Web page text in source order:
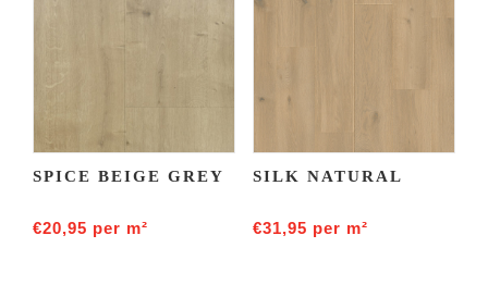
SPICE BEIGE GREY
€20,95 per m²
SILK NATURAL
€31,95 per m²